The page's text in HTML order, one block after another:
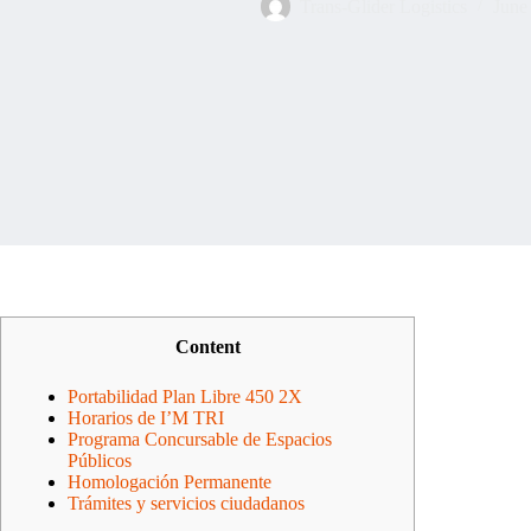
Content
Portabilidad Plan Libre 450 2X
Horarios de I’M TRI
Programa Concursable de Espacios
Públicos
Homologación Permanente
Trámites y servicios ciudadanos